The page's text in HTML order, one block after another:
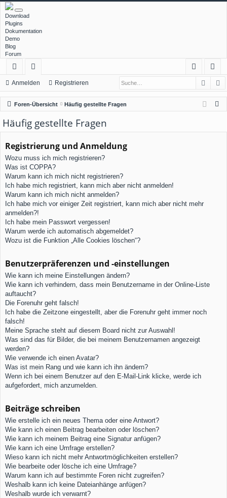
Download
Plugins
Dokumentation
Demo
Blog
Forum
ch
ne
llz
ug
rif
f
or
en
m
el
de
ist
rie
re
Anmelden Registrieren
Foren-Übersicht Häufig gestellte Fragen
Häufig gestellte Fragen
Registrierung und Anmeldung
Wozu muss ich mich registrieren?
Was ist COPPA?
Warum kann ich mich nicht registrieren?
Ich habe mich registriert, kann mich aber nicht anmelden!
Warum kann ich mich nicht anmelden?
Ich habe mich vor einiger Zeit registriert, kann mich aber nicht mehr
anmelden?!
Ich habe mein Passwort vergessen!
Warum werde ich automatisch abgemeldet?
Wozu ist die Funktion „Alle Cookies löschen“?
Benutzerpräferenzen und -einstellungen
Wie kann ich meine Einstellungen ändern?
Wie kann ich verhindern, dass mein Benutzername in der Online-Liste
auftaucht?
Die Forenuhr geht falsch!
Ich habe die Zeitzone eingestellt, aber die Forenuhr geht immer noch
falsch!
Meine Sprache steht auf diesem Board nicht zur Auswahl!
Was sind das für Bilder, die bei meinem Benutzernamen angezeigt
werden?
Wie verwende ich einen Avatar?
Was ist mein Rang und wie kann ich ihn ändern?
Wenn ich bei einem Benutzer auf den E-Mail-Link klicke, werde ich
aufgefordert, mich anzumelden.
Beiträge schreiben
Wie erstelle ich ein neues Thema oder eine Antwort?
Wie kann ich einen Beitrag bearbeiten oder löschen?
Wie kann ich meinem Beitrag eine Signatur anfügen?
Wie kann ich eine Umfrage erstellen?
Wieso kann ich nicht mehr Antwortmöglichkeiten erstellen?
Wie bearbeite oder lösche ich eine Umfrage?
Warum kann ich auf bestimmte Foren nicht zugreifen?
Weshalb kann ich keine Dateianhänge anfügen?
Weshalb wurde ich verwarnt?